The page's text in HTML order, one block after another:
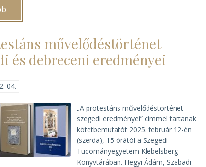
István)
művelődéstörténet
és debreceni eredményei
04.
„A protestáns művelődés­törté­net
szegedi eredményei” címmel tartanak
kötetbemutatót 2025. február 12-én
(szerda), 15 órától a Szegedi
Tudományegyetem Klebelsberg
Könyvtárában. Hegyi Ádám, Szabadi